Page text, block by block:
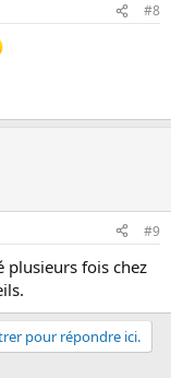
#8
#9
plusieurs fois chez
pour répondre ici.